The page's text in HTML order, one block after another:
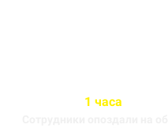
1 часа